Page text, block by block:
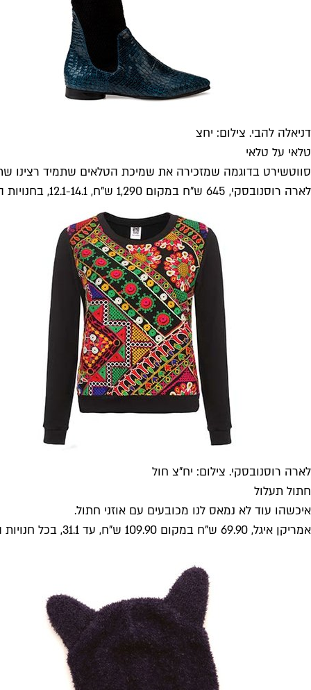
דניאלה להבי. צילום: יחצ
טלאי על טלאי
סווטשירט בדוגמה שמזכירה את שמיכת הטלאים שתמיד רצינו
לארה רוסנובסקי, 645 ש"ח במקום 1,290 ש"ח, 12.1-14.1, בחנויות המעצבת: עמיעד 14, שוק הפשפשים, יפו; אבא אחימאיר 17, מרכז שוסטר, תל אביב
לארה רוסנובסקי. צילום: יח"צ חול
חתול תעלול
איכשהו עוד לא נמאס לנו מכובעים עם אוזני חתול.
אמריקן איגל, 69.90 ש"ח במקום 109.90 ש"ח, עד 31.1, בכל חנויות הרשת